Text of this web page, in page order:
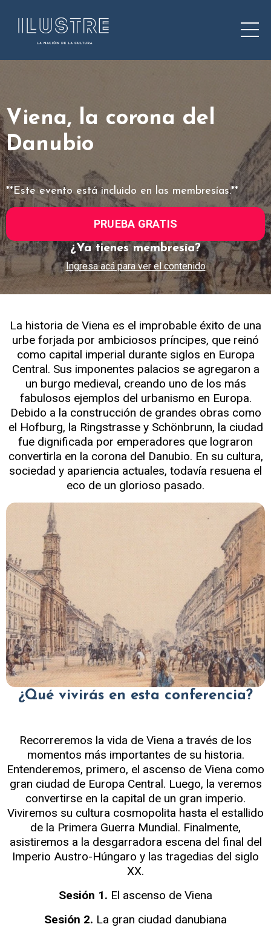
Viena, la corona del
Danubio
**Este evento está incluido en las membresías.**
PRUEBA GRATIS
¿Ya tienes membresía?
Ingresa acá para ver el contenido
La historia de Viena es el improbable éxito de una
urbe forjada por ambiciosos príncipes, que reinó
como capital imperial durante siglos en Europa
Central. Sus imponentes palacios se agregaron a
un burgo medieval, creando uno de los más
fabulosos ejemplos del urbanismo en Europa.
Debido a la construcción de grandes obras como
el Hofburg, la Ringstrasse y Schönbrunn, la ciudad
fue dignificada por emperadores que lograron
convertirla en la corona del Danubio. En su cultura,
sociedad y apariencia actuales, todavía resuena el
eco de un glorioso pasado.
¿Qué vivirás en esta conferencia?
Recorreremos la vida de Viena a través de los
momentos más importantes de su historia.
Entenderemos, primero, el ascenso de Viena como
gran ciudad de Europa Central. Luego, la veremos
convertirse en la capital de un gran imperio.
Viviremos su cultura cosmopolita hasta el estallido
de la Primera Guerra Mundial. Finalmente,
asistiremos a la desgarradora escena del final del
Imperio Austro-Húngaro y las tragedias del siglo
XX.
Sesión 1. El ascenso de Viena
Sesión 2. La gran ciudad danubiana